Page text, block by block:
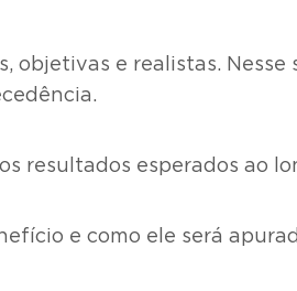
objetivas e realistas. Nesse
resultados esperados ao
e como ele será